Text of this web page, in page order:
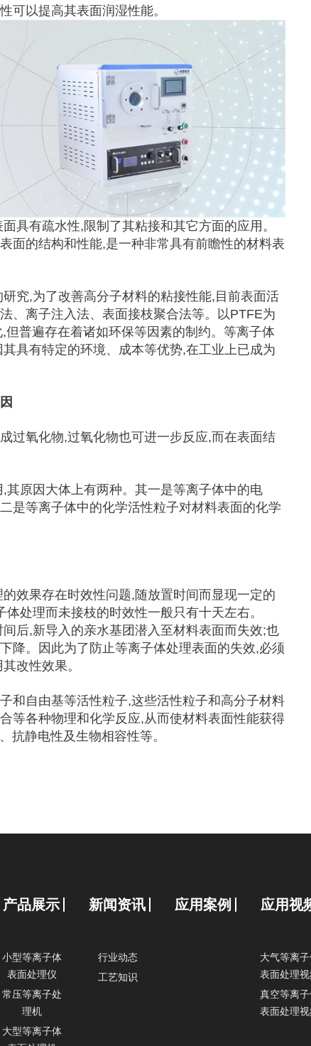
可以提高其表面润湿性能。
具有疏水性,限制了其粘接和其它方面的应用。
面的结构和性能,是一种非常具有前瞻性的材料表
究,为了改善高分子材料的粘接性能,目前表面活
、离子注入法、表面接枝聚合法等。以PTFE为
普遍存在着诸如环保等因素的制约。等离子体
具有特定的环境、成本等优势,在工业上已成为
过氧化物,过氧化物也可进一步反应,而在表面结
原因大体上有两种。其一是等离子体中的电
是等离子体中的化学活性粒子对材料表面的化学
效果存在时效性问题,随放置时间而显现一定的
处理而未接枝的时效性一般只有十天左右。
后,新导入的亲水基团潜入至材料表面而失效;也
降。因此为了防止等离子体处理表面的失效,必须
改性效果。
和自由基等活性粒子,这些活性粒子和高分子材料
等各种物理和化学反应,从而使材料表面性能获得
抗静电性及生物相容性等。
产品展示
小型等离子体
表面处理仪
常压等离子处
理机
大型等离子体
新闻资讯
行业动态
工艺知识
应用案例 应用视
大气等离
表面处理
真空等离
表面处理